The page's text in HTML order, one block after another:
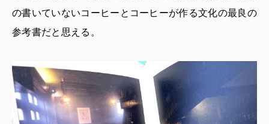
の書いていないコーヒーとコーヒーが作る文化の最良の
参考書だと思える。